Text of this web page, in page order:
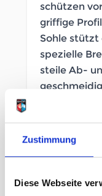
Zustimmung
Diese Webseite
schützen
griffige
Sohle stützt
spezielle
steile Ab-
diesem
SOFORT